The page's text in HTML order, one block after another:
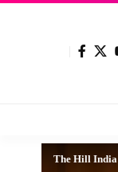
The Hill India